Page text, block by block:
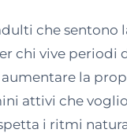
che sentono
chi vive periodi
la
attivi che
i ritmi